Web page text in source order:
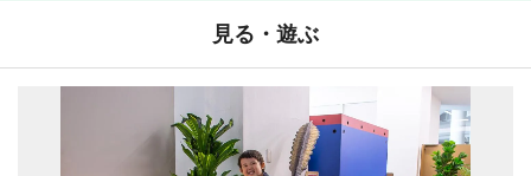
見る・遊ぶ